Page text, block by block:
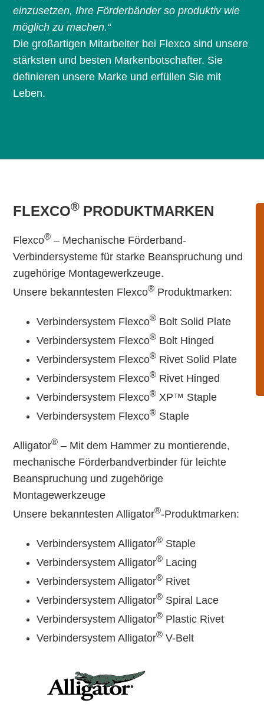
einzusetzen, Ihre Förderbänder so produktiv wie
möglich zu machen.“
Die großartigen Mitarbeiter bei Flexco sind unsere
stärksten und besten Markenbotschafter. Sie
definieren unsere Marke und erfüllen Sie mit
Leben.
FLEXCO® PRODUKTMARKEN
Flexco® – Mechanische Förderband-
Verbindersysteme für starke Beanspruchung und
zugehörige Montagewerkzeuge.
Unsere bekanntesten Flexco® Produktmarken:
Verbindersystem Flexco® Bolt Solid Plate
Verbindersystem Flexco® Bolt Hinged
Verbindersystem Flexco® Rivet Solid Plate
Verbindersystem Flexco® Rivet Hinged
Verbindersystem Flexco® XP™ Staple
Verbindersystem Flexco® Staple
Alligator® – Mit dem Hammer zu montierende,
mechanische Förderbandverbinder für leichte
Beanspruchung und zugehörige
Montagewerkzeuge
Unsere bekanntesten Alligator®-Produktmarken:
Verbindersystem Alligator® Staple
Verbindersystem Alligator® Lacing
Verbindersystem Alligator® Rivet
Verbindersystem Alligator® Spiral Lace
Verbindersystem Alligator® Plastic Rivet
Verbindersystem Alligator® V-Belt